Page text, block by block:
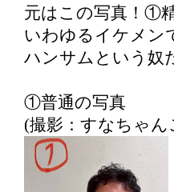
元はこの写真！①
いわゆるイケメン
ハンサムという奴
①普通の写真
(撮影：すなちゃ